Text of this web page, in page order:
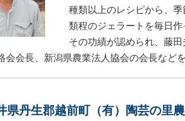
種類以上のレシピから、
類程のジェラートを毎日作
その功績が認められ、藤
会会長、新潟県農業法人協会の会長など
県丹生郡越前町（有）陶芸の